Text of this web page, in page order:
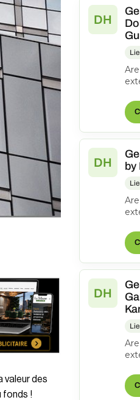
valeur des
fonds !
DH
DH
by
DH